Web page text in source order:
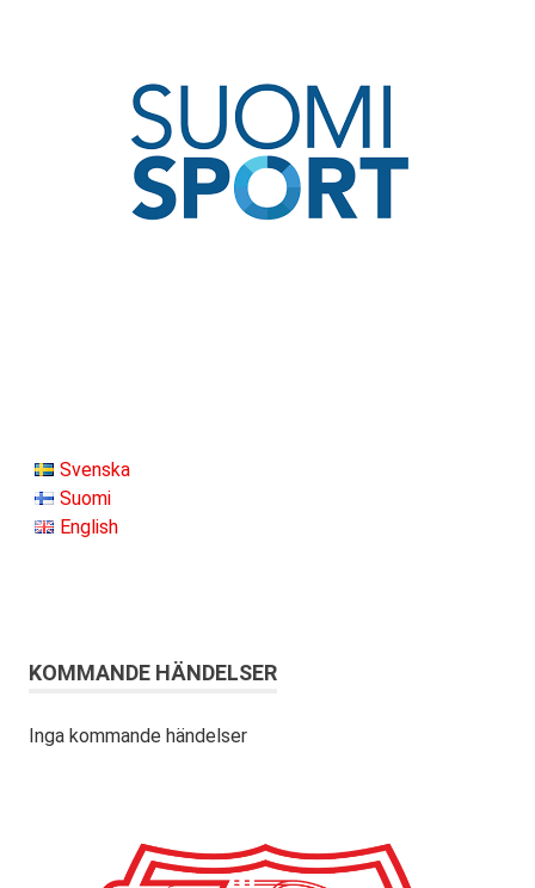
Svenska
Suomi
English
KOMMANDE HÄNDELSER
Inga kommande händelser